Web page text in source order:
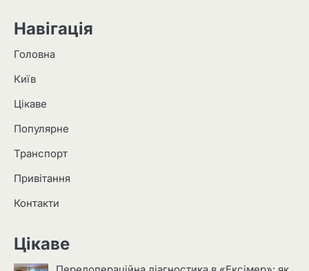
Навігація
Головна
Київ
Цікаве
Популярне
Транспорт
Привітання
Контакти
Цікаве